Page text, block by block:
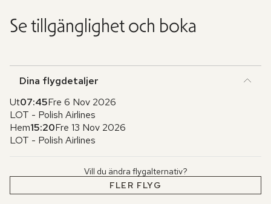
Se tillgänglighet och boka
Dina flygdetaljer
Ut07:45Fre 6 Nov 2026
LOT - Polish Airlines
Hem15:20Fre 13 Nov 2026
LOT - Polish Airlines
Vill du ändra flygalternativ?
FLER FLYG